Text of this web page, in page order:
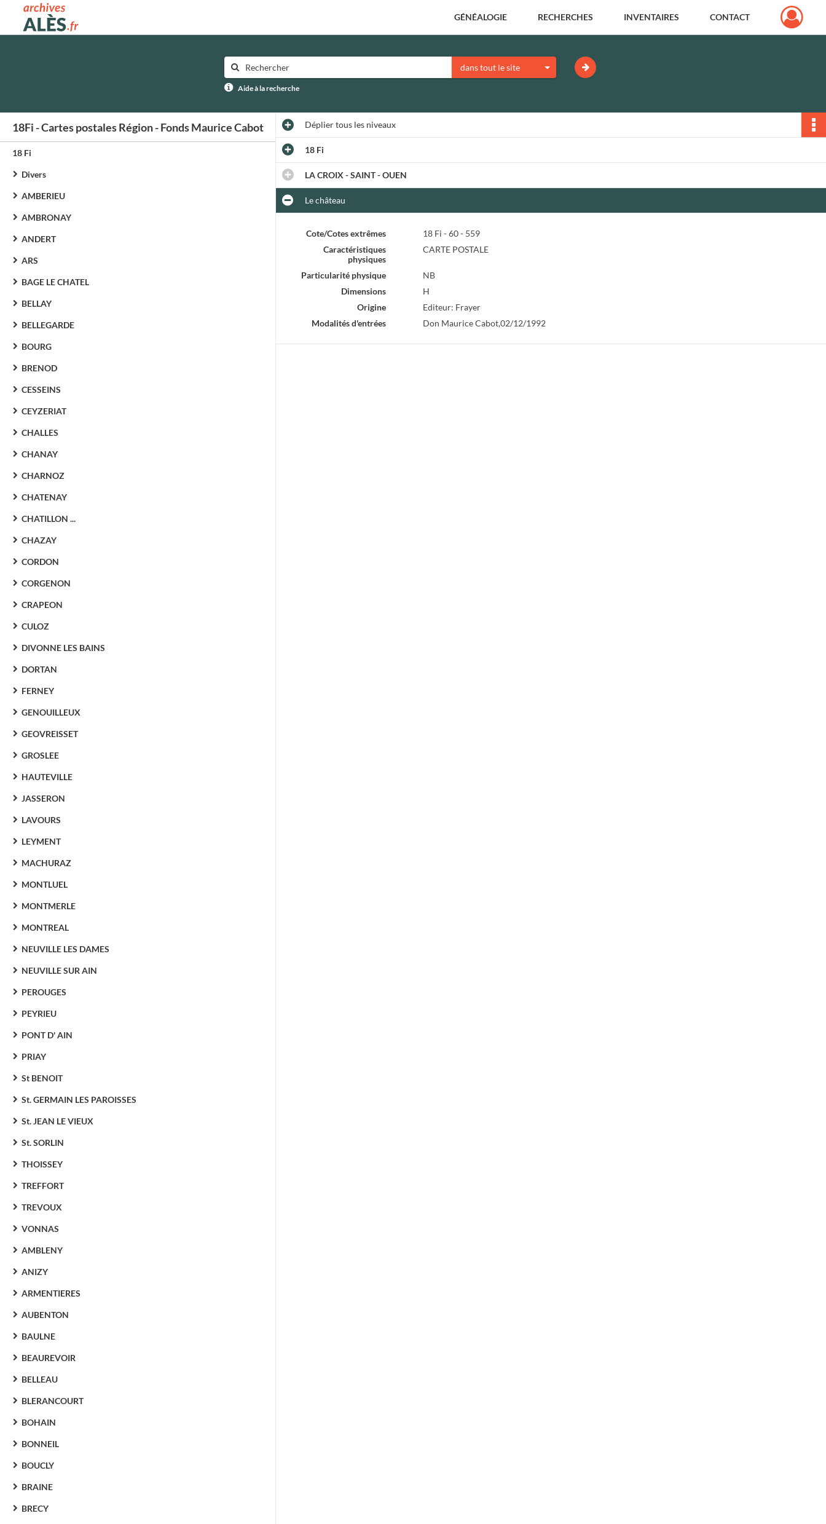
Archives municipales d'Alès GÉNÉALOGIE RECHERCHES INVENTAIRES CONTACT
dans tout le site
Aide à la recherche
18Fi - Cartes postales Région - Fonds Maurice Cabot
18 Fi
Divers
AMBERIEU
AMBRONAY
ANDERT
ARS
BAGE LE CHATEL
BELLAY
BELLEGARDE
BOURG
BRENOD
CESSEINS
CEYZERIAT
CHALLES
CHANAY
CHARNOZ
CHATENAY
CHATILLON ...
CHAZAY
CORDON
CORGENON
CRAPEON
CULOZ
DIVONNE LES BAINS
DORTAN
FERNEY
GENOUILLEUX
GEOVREISSET
GROSLEE
HAUTEVILLE
JASSERON
LAVOURS
LEYMENT
MACHURAZ
MONTLUEL
MONTMERLE
MONTREAL
NEUVILLE LES DAMES
NEUVILLE SUR AIN
PEROUGES
PEYRIEU
PONT D' AIN
PRIAY
St BENOIT
St. GERMAIN LES PAROISSES
St. JEAN LE VIEUX
St. SORLIN
THOISSEY
TREFFORT
TREVOUX
VONNAS
AMBLENY
ANIZY
ARMENTIERES
AUBENTON
BAULNE
BEAUREVOIR
BELLEAU
BLERANCOURT
BOHAIN
BONNEIL
BOUCLY
BRAINE
BRECY
Dépliertous les niveaux
18 Fi
LA CROIX - SAINT - OUEN
Le château
Cote/Cotes extrêmes
18 Fi - 60 - 559
Caractéristiques
physiques
CARTE POSTALE
Particularité physique
NB
Dimensions
H
Origine
Editeur: Frayer
Modalités d'entrées
Don Maurice Cabot,02/12/1992